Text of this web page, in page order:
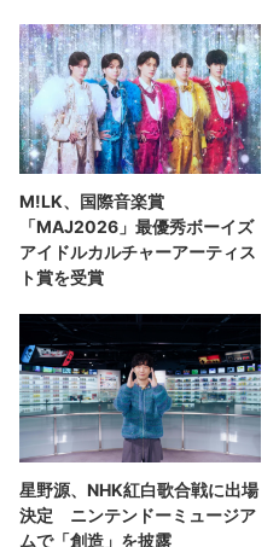
M!LK、国際音楽賞
「MAJ2026」最優秀ボーイズ
アイドルカルチャーアーティス
ト賞を受賞
星野源、NHK紅白歌合戦に出場
決定 ニンテンドーミュージア
ムで「創造」を披露